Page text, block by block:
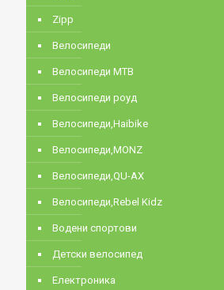
Zipp
Велосипеди
Велосипеди MTB
Велосипеди роуд
Велосипеди,Haibike
Велосипеди,MONZ
Велосипеди,QU-AX
Велосипеди,Rebel Kidz
Водени спортови
Детски велосипед
Електроника